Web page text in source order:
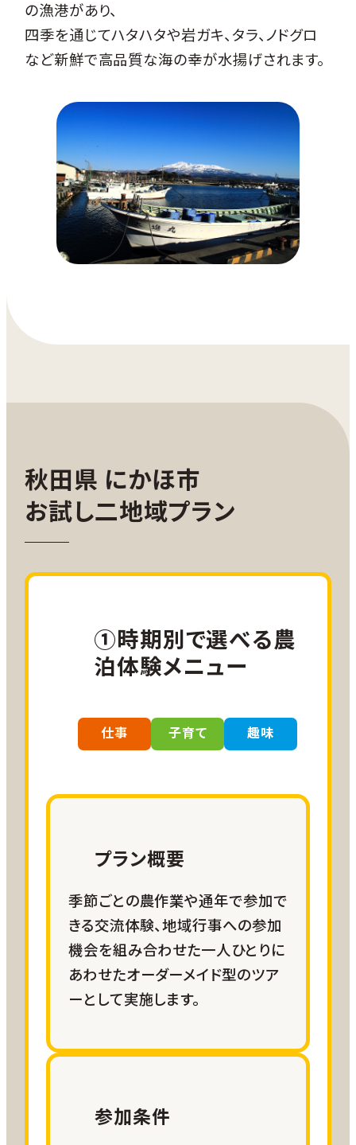
の漁港があり、
四季を通じてハタハタや岩ガキ、タラ、ノドグロ
など新鮮で高品質な海の幸が水揚げされます。
秋田県 にかほ市
お試し二地域プラン
①時期別で選べる農
泊体験メニュー
仕事 子育て 趣味
プラン概要
季節ごとの農作業や通年で参加で
きる交流体験、地域行事への参加
機会を組み合わせた一人ひとりに
あわせたオーダーメイド型のツア
ーとして実施します。
参加条件